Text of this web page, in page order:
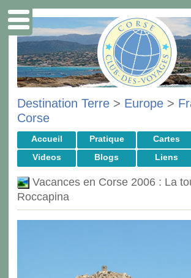
Destination Terre > Europe >
Corse
Accueil Pratique Cartes
Videos
Blogs Liens
Vacances en Corse 2006 : La
Roccapina